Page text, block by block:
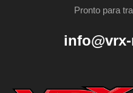
Pronto para